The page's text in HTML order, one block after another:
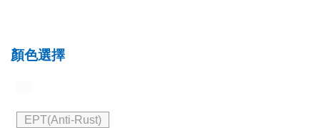
顏色選擇
EPT(Anti-Rust)